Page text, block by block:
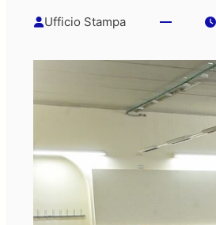
Ufficio Stampa